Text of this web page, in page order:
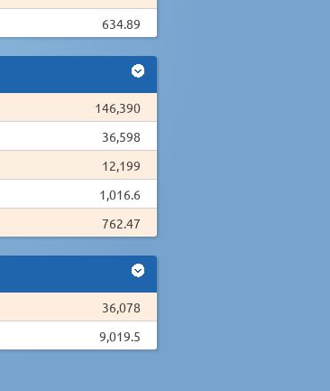
634.89
146,390
36,598
12,199
1,016.6
762.47
36,078
9,019.5